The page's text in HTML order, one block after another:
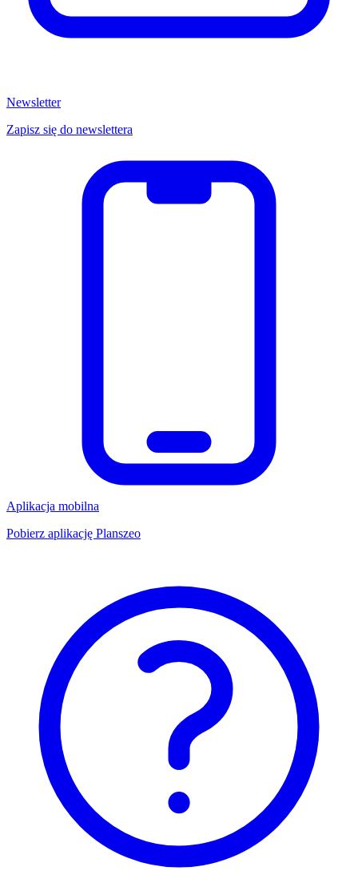
Newsletter
Zapisz się do newslettera
Aplikacja mobilna
Pobierz aplikację Planszeo